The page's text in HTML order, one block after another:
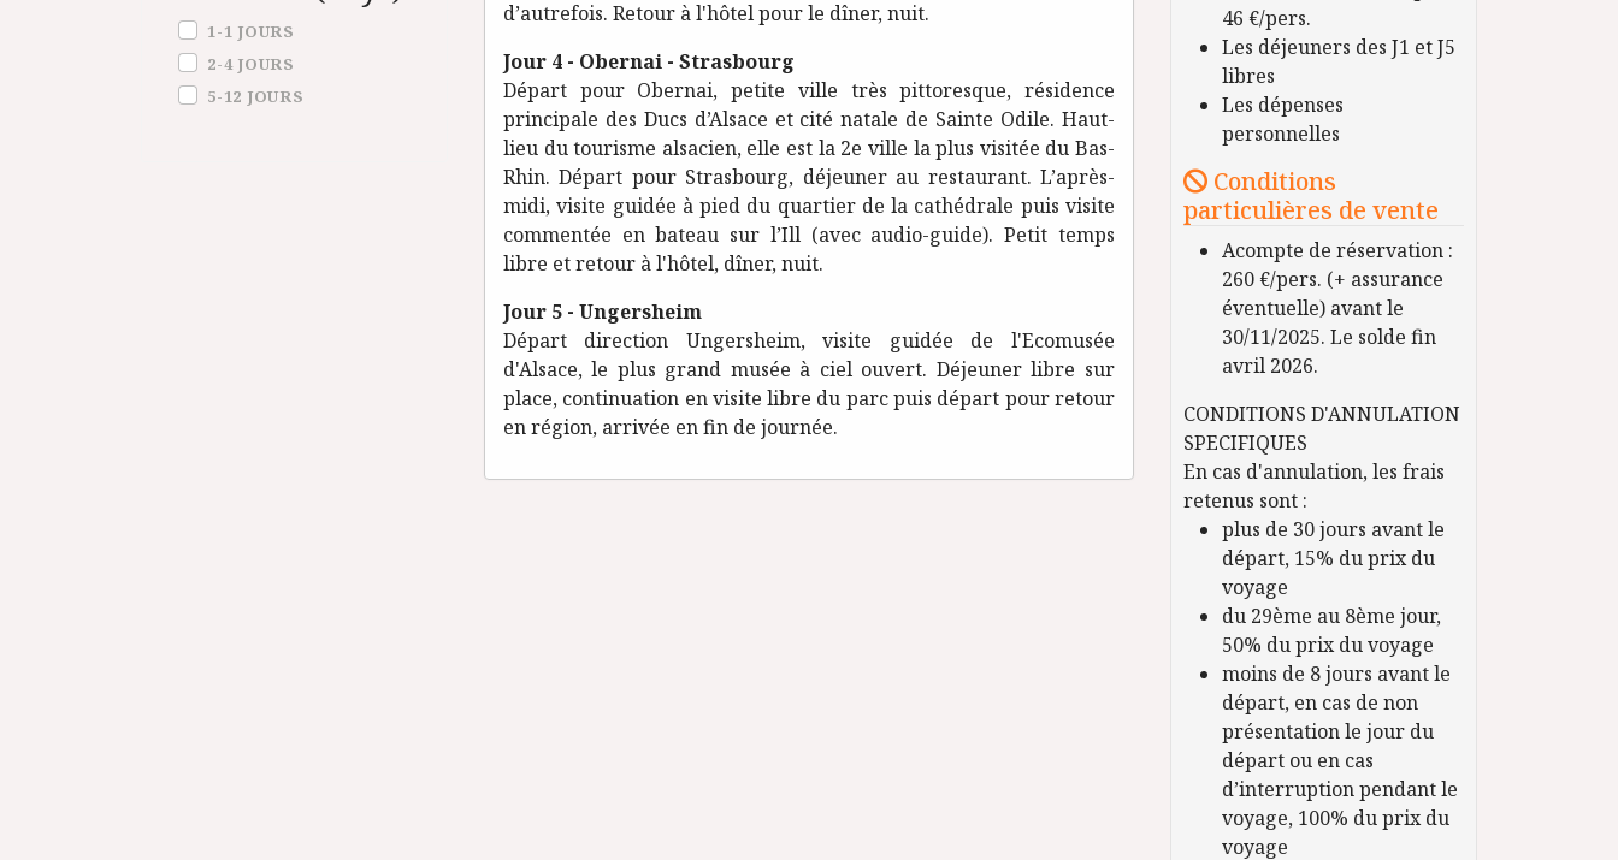
Duration (days)
1-1 JOURS
2-4 JOURS
5-12 JOURS
d’autrefois. Retour à l'hôtel pour le dîner, nuit.
Jour 4 - Obernai - Strasbourg
Départ pour Obernai, petite ville très pittoresque, résidence
principale des Ducs d’Alsace et cité natale de Sainte Odile. Haut-
lieu du tourisme alsacien, elle est la 2e ville la plus visitée du Bas-
Rhin. Départ pour Strasbourg, déjeuner au restaurant. L’après-
midi, visite guidée à pied du quartier de la cathédrale puis visite
commentée en bateau sur l’Ill (avec audio-guide). Petit temps
libre et retour à l'hôtel, dîner, nuit.
Jour 5 - Ungersheim
Départ direction Ungersheim, visite guidée de l'Ecomusée
d'Alsace, le plus grand musée à ciel ouvert. Déjeuner libre sur
place, continuation en visite libre du parc puis départ pour retour
en région, arrivée en fin de journée.
46 €/pers.
Les déjeuners des J1 et J5
libres
Les dépenses
personnelles
Conditions
particulières de vente
Acompte de réservation :
260 €/pers. (+ assurance
éventuelle) avant le
30/11/2025. Le solde fin
avril 2026.
CONDITIONS D'ANNULATION
SPECIFIQUES
En cas d'annulation, les frais
retenus sont :
plus de 30 jours avant le
départ, 15% du prix du
voyage
du 29ème au 8ème jour,
50% du prix du voyage
moins de 8 jours avant le
départ, en cas de non
présentation le jour du
départ ou en cas
d’interruption pendant le
voyage, 100% du prix du
voyage